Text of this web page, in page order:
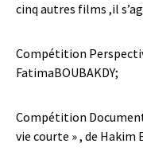
cinq autres films ,il
Compétition
FatimaBOUBAKDY;
Compétition
vie courte » , de Hakim